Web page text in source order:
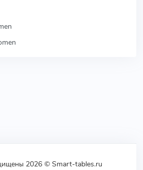
2026 © Smart-tables.ru